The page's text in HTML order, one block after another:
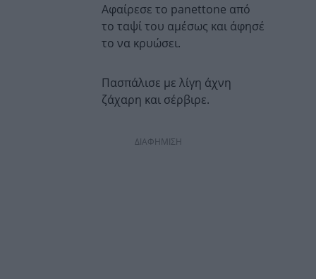
Αφαίρεσε το panettone από
το ταψί του αμέσως και άφησέ
το να κρυώσει.
Πασπάλισε με λίγη άχνη
ζάχαρη και σέρβιρε.
ΔΙΑΦΗΜΙΣΗ